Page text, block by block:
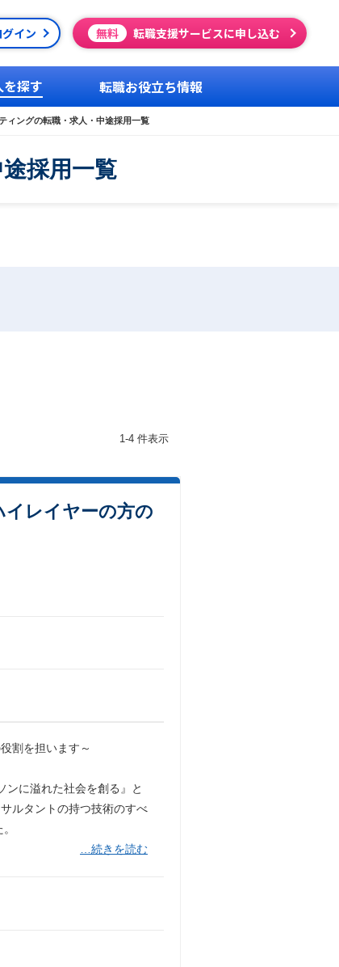
イン 無料 転職支援サービスに申し込む
を探す 転職お役立ち情報
ィングの転職・求人・中途採用一覧
採用一覧
1-4 件表示
イレイヤーの方の
割を担います～
ンに溢れた社会を創る』と
ルタントの持つ技術のすべ
…続きを読む